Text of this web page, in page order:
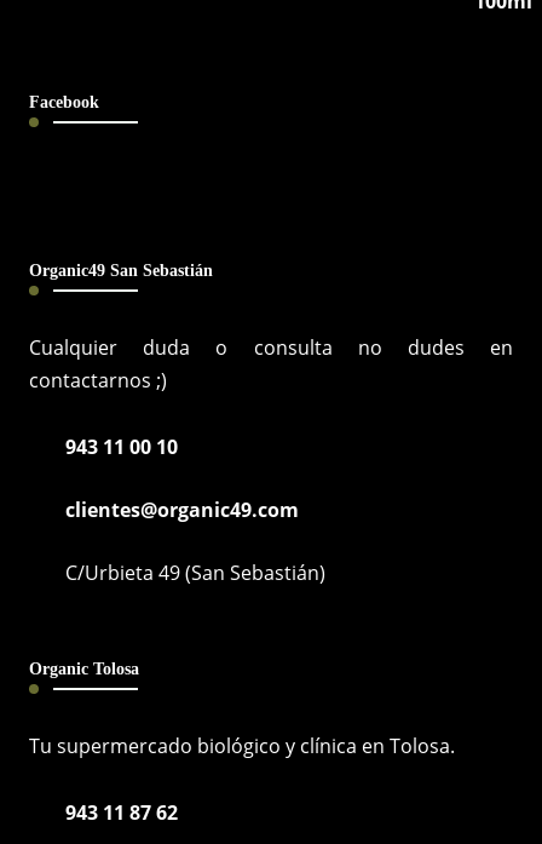
Facebook
Organic49 San Sebastián
Cualquier duda o consulta no dudes en
contactarnos ;)
943 11 00 10
clientes@organic49.com
C/Urbieta 49 (San Sebastián)
Organic Tolosa
Tu supermercado biológico y clínica en Tolosa.
943 11 87 62